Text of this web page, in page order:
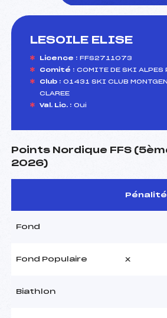
LESOILE ELISE
Licence : FFS2711073
Comité : COMITE DE SKI ALPES
Club : 01431 SKI CLUB
CLAREE
Val. Lic. : Oui
Points Nordique FFS
2026)
Pénalité
Fond
Fond Populaire x
Biathlon